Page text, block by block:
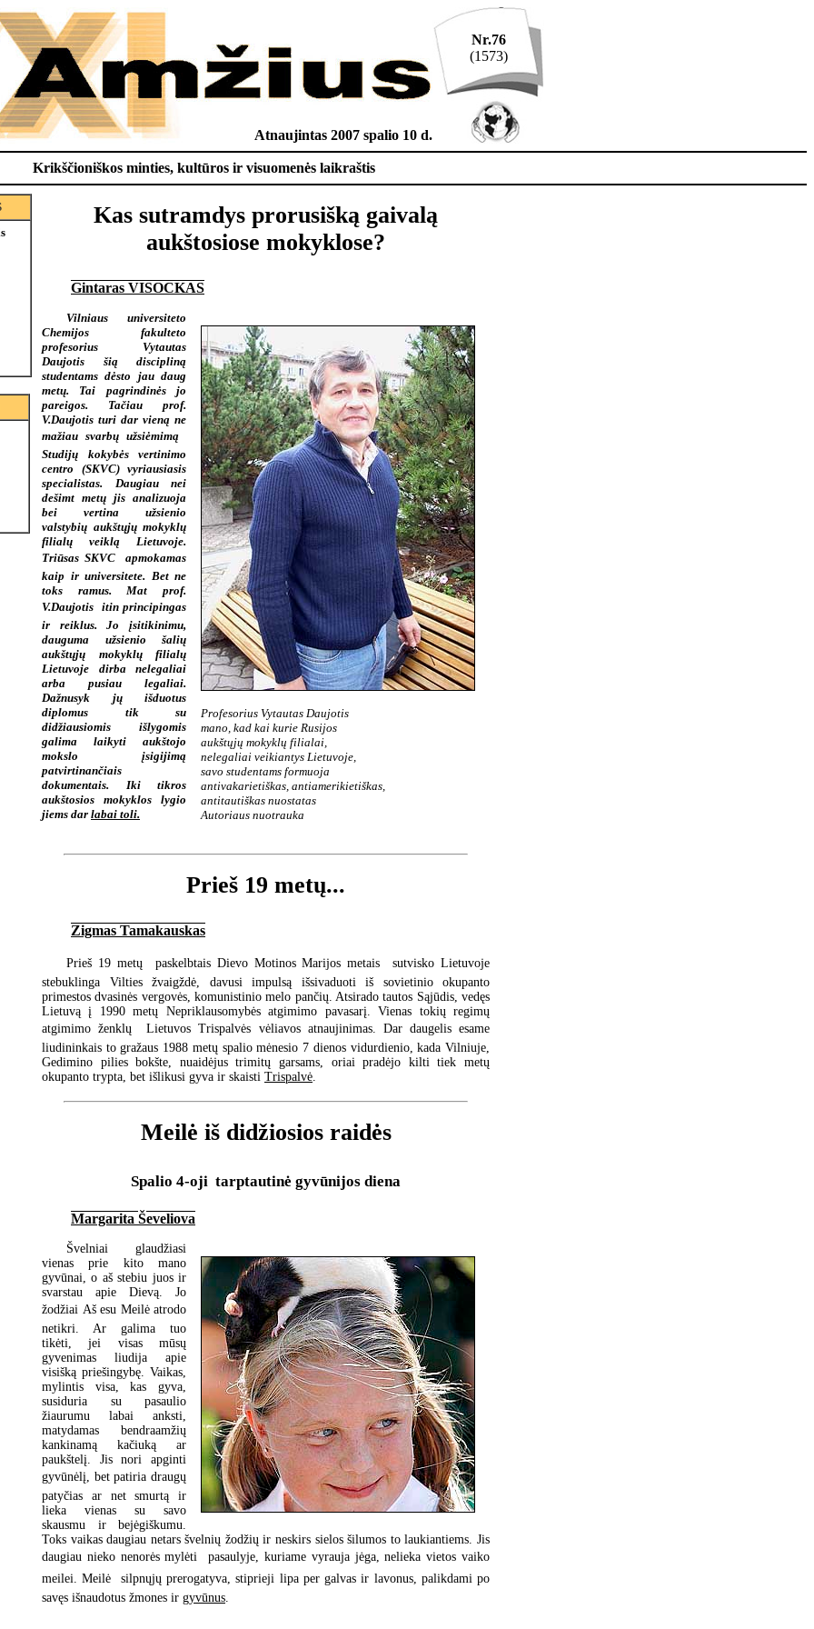
Atnaujintas 2007 spalio 10 d.
Nr.76
(1573)
Krikščioniškos minties, kultūros ir visuomenės laikraštis
Kas sutramdys prorusišką gaivalą
aukštosiose mokyklose?
Gintaras VISOCKAS
Profesorius Vytautas Daujotis
mano, kad kai kurie Rusijos
aukštųjų mokyklų filialai,
nelegaliai veikiantys Lietuvoje,
savo studentams formuoja
antivakarietiškas, antiamerikietiškas,
antitautiškas nuostatas
Autoriaus nuotrauka
Vilniaus universiteto
Chemijos fakulteto
profesorius Vytautas
Daujotis šią discipliną
studentams dėsto jau daug
metų. Tai pagrindinės jo
pareigos. Tačiau prof.
V.Daujotis turi dar vieną ne
mažiau svarbų užsiėmimą 
Studijų kokybės vertinimo
centro (SKVC) vyriausiasis
specialistas. Daugiau nei
dešimt metų jis analizuoja
bei vertina užsienio
valstybių aukštųjų mokyklų
filialų veiklą Lietuvoje.
Triūsas SKVC  apmokamas
kaip ir universitete. Bet ne
toks ramus. Mat prof.
V.Daujotis  itin principingas
ir reiklus. Jo įsitikinimu,
dauguma užsienio šalių
aukštųjų mokyklų filialų
Lietuvoje dirba nelegaliai
arba pusiau legaliai.
Dažnusyk jų išduotus
diplomus tik su
didžiausiomis išlygomis
galima laikyti aukštojo
mokslo įsigijimą
patvirtinančiais
dokumentais. Iki tikros
aukštosios mokyklos lygio
jiems dar labai toli.
Prieš 19 metų...
Zigmas Tamakauskas
Prieš 19 metų  paskelbtais Dievo Motinos Marijos metais  sutvisko Lietuvoje
stebuklinga Vilties žvaigždė, davusi impulsą išsivaduoti iš sovietinio okupanto
primestos dvasinės vergovės, komunistinio melo pančių. Atsirado tautos Sąjūdis, vedęs
Lietuvą į 1990 metų Nepriklausomybės atgimimo pavasarį. Vienas tokių regimų
atgimimo ženklų  Lietuvos Trispalvės vėliavos atnaujinimas. Dar daugelis esame
liudininkais to gražaus 1988 metų spalio mėnesio 7 dienos vidurdienio, kada Vilniuje,
Gedimino pilies bokšte, nuaidėjus trimitų garsams, oriai pradėjo kilti tiek metų
okupanto trypta, bet išlikusi gyva ir skaisti Trispalvė
Meilė iš didžiosios raidės
Spalio 4-oji  tarptautinė gyvūnijos diena
Margarita Ševeliova
Švelniai glaudžiasi
vienas prie kito mano
gyvūnai, o aš stebiu juos ir
svarstau apie Dievą. Jo
žodžiai Aš esu Meilė atrodo
netikri. Ar galima tuo
tikėti, jei visas mūsų
gyvenimas liudija apie
visišką priešingybę. Vaikas,
mylintis visa, kas gyva,
susiduria su pasaulio
žiaurumu labai anksti,
matydamas bendraamžių
kankinamą kačiuką ar
paukštelį. Jis nori apginti
gyvūnėlį, bet patiria draugų
patyčias ar net smurtą ir
lieka vienas su savo
skausmu ir bejėgiškumu.
Toks vaikas daugiau netars švelnių žodžių ir neskirs sielos šilumos to laukiantiems. Jis
daugiau nieko nenorės mylėti  pasaulyje, kuriame vyrauja jėga, nelieka vietos vaiko
meilei. Meilė  silpnųjų prerogatyva, stiprieji lipa per galvas ir lavonus, palikdami po
savęs išnaudotus žmones ir gyvūnus.